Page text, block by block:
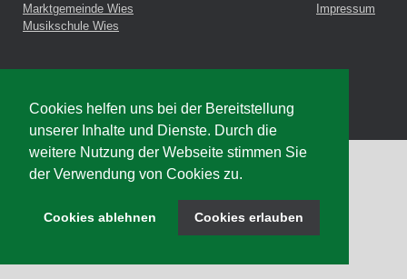
Cookies helfen uns bei der Bereitstellung
unserer Inhalte und Dienste. Durch die
weitere Nutzung der Webseite stimmen Sie
der Verwendung von Cookies zu.
Cookies ablehnen Cookies erlauben
Marktgemeinde Wies
Impressum
Musikschule Wies
© 2026 Marktmusikkapelle Wies